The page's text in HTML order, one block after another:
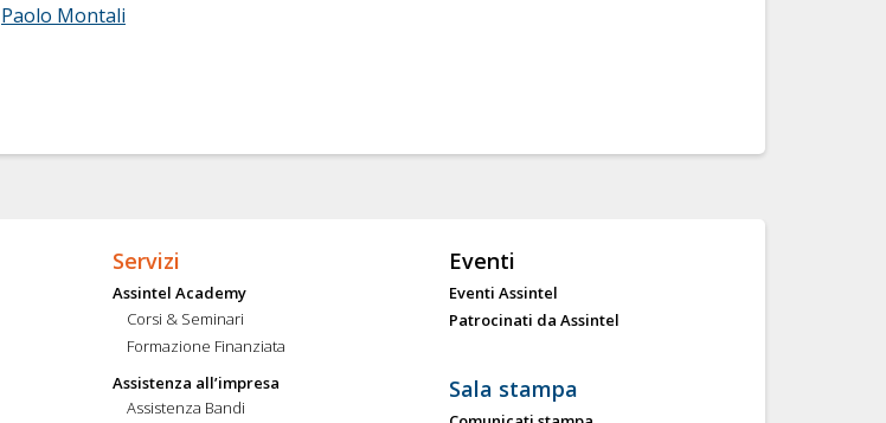
Paolo Montali
Servizi
Assintel Academy
Corsi & Seminari
Formazione Finanziata
Assistenza all’impresa
Assistenza Bandi
Eventi
Eventi Assintel
Patrocinati da Assintel
Sala stampa